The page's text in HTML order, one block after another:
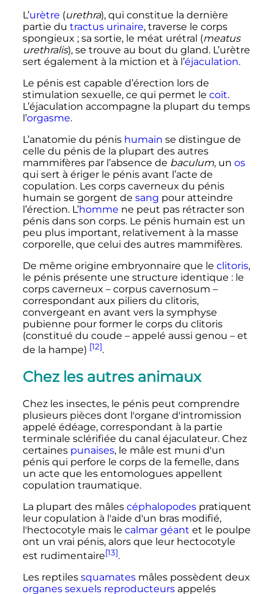
L’urètre (urethra), qui constitue la dernière
partie du tractus urinaire, traverse le corps
spongieux ; sa sortie, le méat urétral (meatus
urethralis), se trouve au bout du gland. L’urètre
sert également à la miction et à l’éjaculation.
Le pénis est capable d’érection lors de
stimulation sexuelle, ce qui permet le coït.
L’éjaculation accompagne la plupart du temps
l’orgasme.
L’anatomie du pénis humain se distingue de
celle du pénis de la plupart des autres
mammifères par l’absence de baculum, un os
qui sert à ériger le pénis avant l’acte de
copulation. Les corps caverneux du pénis
humain se gorgent de sang pour atteindre
l’érection. L’homme ne peut pas rétracter son
pénis dans son corps. Le pénis humain est un
peu plus important, relativement à la masse
corporelle, que celui des autres mammifères.
De même origine embryonnaire que le clitoris,
le pénis présente une structure identique : le
corps caverneux – corpus cavernosum –
correspondant aux piliers du clitoris,
convergeant en avant vers la symphyse
pubienne pour former le corps du clitoris
(constitué du coude – appelé aussi genou – et
de la hampe) [12].
Chez les autres animaux
Chez les insectes, le pénis peut comprendre
plusieurs pièces dont l'organe d'intromission
appelé édéage, correspondant à la partie
terminale sclérifiée du canal éjaculateur. Chez
certaines punaises, le mâle est muni d'un
pénis qui perfore le corps de la femelle, dans
un acte que les entomologues appellent
copulation traumatique.
La plupart des mâles céphalopodespratiquent
leur copulation à l'aide d'un bras modifié,
l'hectocotyle mais le calmar géant et le poulpe
ont un vrai pénis, alors que leur hectocotyle
est rudimentaire[13].
Les reptiles squamatesmâles possèdent deux
organes sexuels reproducteursappelés